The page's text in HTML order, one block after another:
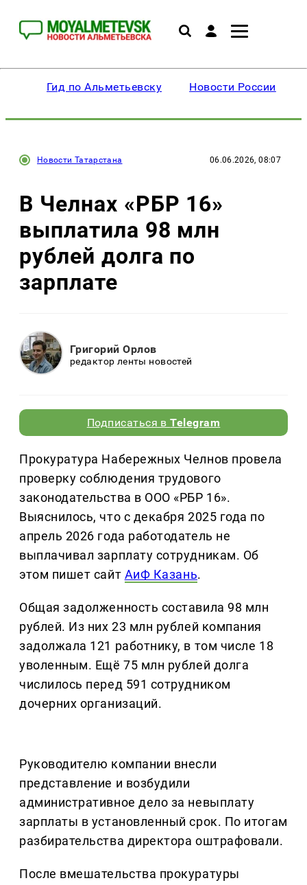
Гид по Альметьевску Новости России
Новости Татарстана 06.06.2026, 08:07
В Челнах «РБР 16»
выплатила 98 млн
рублей долга по
зарплате
Григорий Орлов
редактор ленты новостей
Подписаться вTelegram
Прокуратура Набережных Челнов провела
проверку соблюдения трудового
законодательства в ООО «РБР 16».
Выяснилось, что с декабря 2025 года по
апрель 2026 года работодатель не
выплачивал зарплату сотрудникам. Об
этом пишет сайт АиФ Казань.
Общая задолженность составила 98 млн
рублей. Из них 23 млн рублей компания
задолжала 121 работнику, в том числе 18
уволенным. Ещё 75 млн рублей долга
числилось перед 591 сотрудником
дочерних организаций.
Руководителю компании внесли
представление и возбудили
административное дело за невыплату
зарплаты в установленный срок. По итогам
разбирательства директора оштрафовали.
После вмешательства прокуратуры